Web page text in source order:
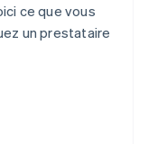
ce que vous
un prestataire